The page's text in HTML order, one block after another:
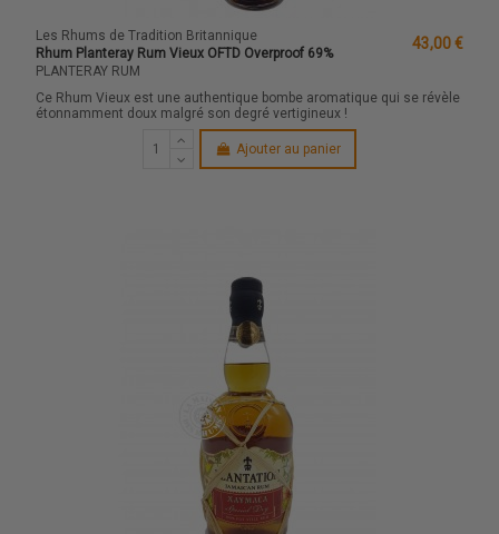
Les Rhums de Tradition Britannique
Rhum Planteray Rum Vieux OFTD Overproof 69%
PLANTERAY RUM
43,00 €
Ce Rhum Vieux est une authentique bombe aromatique qui se révèle
étonnamment doux malgré son degré vertigineux !
Ajouter au panier